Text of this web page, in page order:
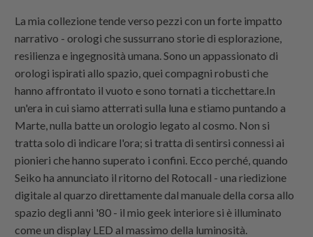
La mia collezione tende verso pezzi con un forte impatto
narrativo - orologi che sussurrano storie di esplorazione,
resilienza e ingegnosità umana. Sono un appassionato di
orologi ispirati allo spazio, quei compagni robusti che
hanno affrontato il vuoto e sono tornati a ticchettare.In
un'era in cui siamo atterrati sulla luna e stiamo puntando a
Marte, nulla batte un orologio legato al cosmo. Non si
tratta solo di indicare l'ora; si tratta di sentirsi connessi ai
pionieri che hanno superato i confini. Ecco perché, quando
Seiko ha annunciato il ritorno del Rotocall - una riedizione
digitale al quarzo direttamente dal manuale della corsa allo
spazio degli anni '80 - il mio geek interiore si è illuminato
come un display LED al massimo della luminosità.